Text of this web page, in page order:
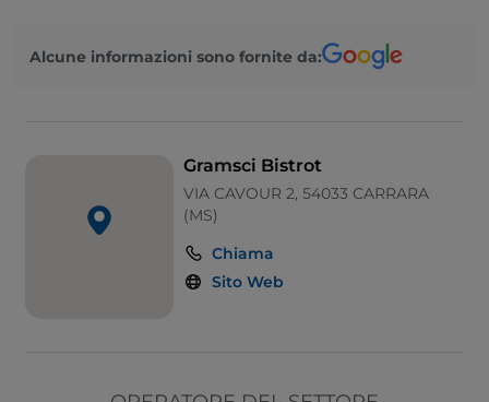
Alcune informazioni sono fornite da:
Gramsci Bistrot
VIA CAVOUR 2, 54033 CARRARA
(MS)
Chiama
Sito Web